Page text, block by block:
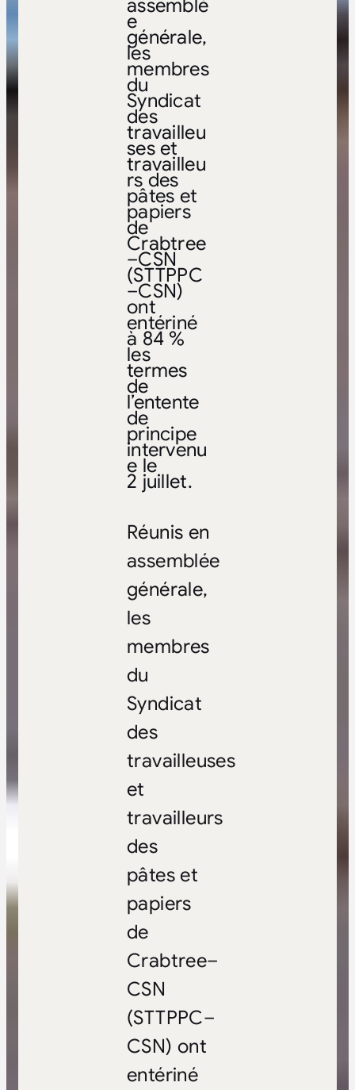
assemblé
e
générale,
les
membres
du
Syndicat
des
travailleu
ses et
travailleu
rs des
pâtes et
papiers
de
Crabtree
–CSN
(STTPPC
–CSN)
ont
entériné
à 84 %
les
termes
de
l’entente
de
principe
intervenu
e le
2 juillet.
Réunis en
assemblée
générale,
les
membres
du
Syndicat
des
travailleuses
et
travailleurs
des
pâtes et
papiers
de
Crabtree–
CSN
(STTPPC–
CSN) ont
entériné